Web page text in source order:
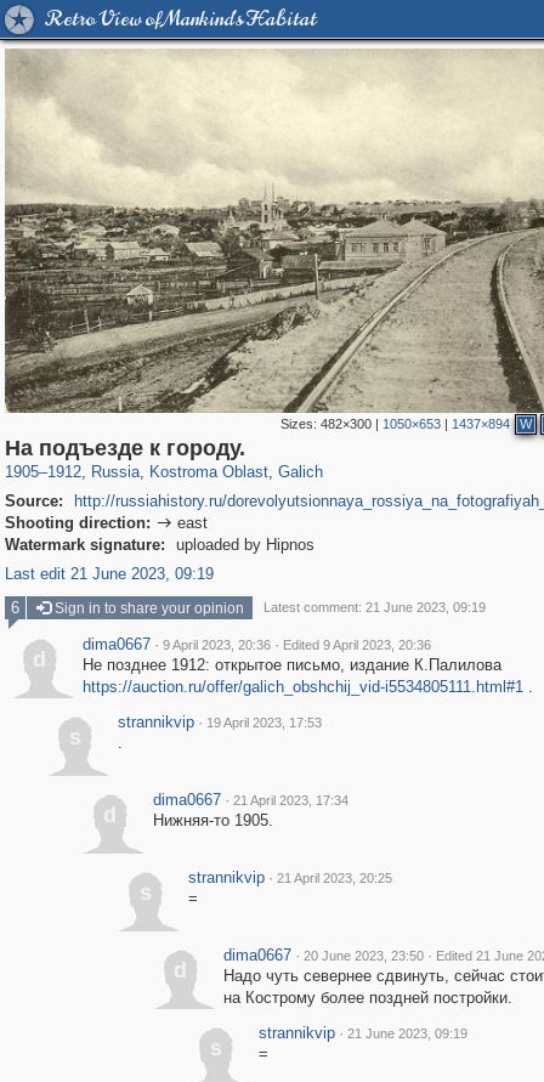
Retro View of Mankind's Habitat
Sizes: 482×300| 1050×653| 1437×894 W
На подъезде к городу.
1905–1912, Russia
1,405,783 29,243
, Kostroma Oblast
16,385 521
, Galich
1,117
Source:
http://russiahistory.ru/
Shooting direction:  east
Watermark signature:
uploaded by Hipnos
Last edit 21 June 2023, 09:19
6
Sign in to share your opinion Latest comment: 21 June 2023, 09:19
d
dima0667 · 9 April 2023, 20:36 · Edited 9 April 2023, 20:36
Не позднее 1912: открытое письмо, издание К.Палилова
https://auction.ru/offer/galich_obshchij_vid-i5534805111.html#1.
s
strannikvip · 19 April 2023, 17:53
.
d
dima0667 · 21 April 2023, 17:34
Нижняя-то 1905.
s
strannikvip · 21 April 2023, 20:25
=
d
dima0667 · 20 June 2023, 23:50 · Edited 21 June
Надо чуть севернее сдвинуть, сейчас
на Кострому более поздней постройки.
s
strannikvip · 21 June 2023, 09:19
=